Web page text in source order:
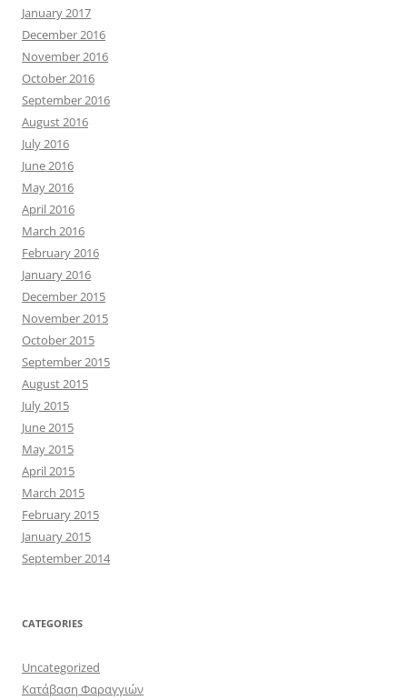
January 2017
December 2016
November 2016
October 2016
September 2016
August 2016
July 2016
June 2016
May 2016
April 2016
March 2016
February 2016
January 2016
December 2015
November 2015
October 2015
September 2015
August 2015
July 2015
June 2015
May 2015
April 2015
March 2015
February 2015
January 2015
September 2014
CATEGORIES
Uncategorized
Κατάβαση Φαραγγιών